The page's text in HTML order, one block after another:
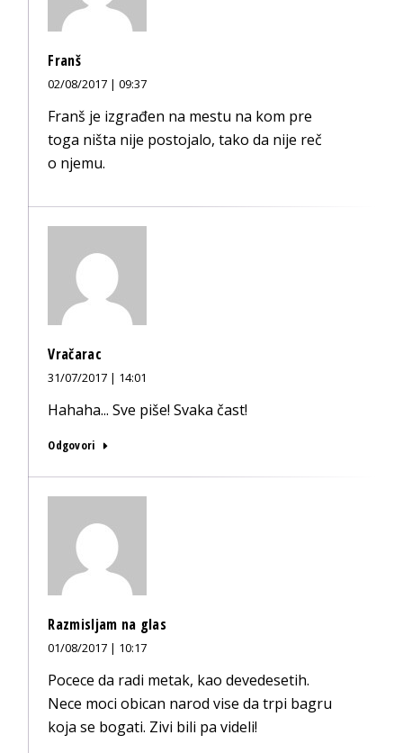
Franš
02/08/2017 | 09:37
Franš je izgrađen na mestu na kom pre
toga ništa nije postojalo, tako da nije reč
o njemu.
Vračarac
31/07/2017 | 14:01
Hahaha... Sve piše! Svaka čast!
Odgovori
Razmisljam na glas
01/08/2017 | 10:17
Pocece da radi metak, kao devedesetih.
Nece moci obican narod vise da trpi bagru
koja se bogati. Zivi bili pa videli!